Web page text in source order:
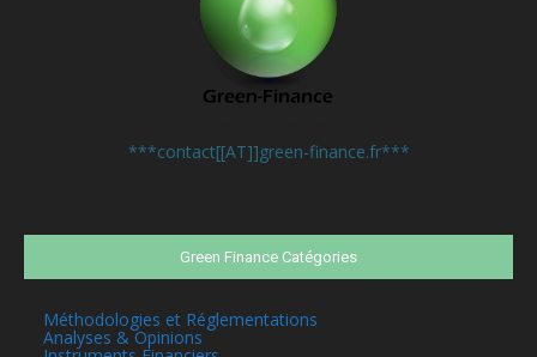
***contact[[AT]]green-finance.fr***
Green Finance Catégories
Méthodologies et Réglementations
Analyses & Opinions